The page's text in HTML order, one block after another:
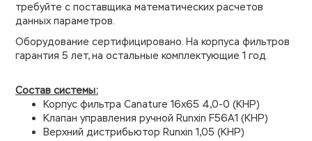
требуйте с поставщика математических расчетов
данных параметров.
Оборудование сертифицировано. На корпуса фильтров
гарантия 5 лет, на остальные комплектующие 1 год.
Состав системы:
Корпус фильтра Canature 16х65 4,0-0 (КНР)
Клапан управления ручной Runxin F56A1 (КНР)
Верхний дистрибьютор Runxin 1,05 (КНР)